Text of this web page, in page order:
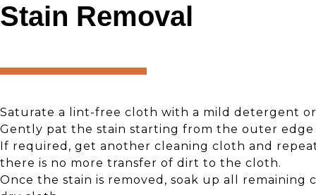
Stain Removal
Saturate a lint-free cloth with a mild detergent
Gently pat the stain starting from the outer edge
If required, get another cleaning cloth and
there is no more transfer of dirt to the cloth.
Once the stain is removed, soak up all remaining